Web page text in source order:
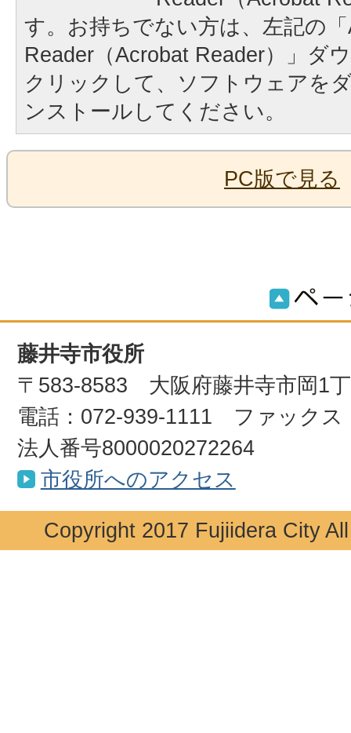
す。お持ちでない方は、左記の
Reader（Acrobat Reader）」ダ
クリックして、ソフトウェアを
ンストールしてください。
PC版で見る
藤井寺市役所
〒583-8583 大阪府藤井寺市岡1
電話：072-939-1111 ファックス
法人番号8000020272264
市役所へのアクセス
Copyright 2017 Fujiidera City